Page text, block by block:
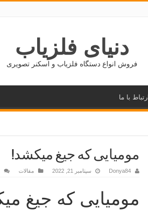
دنیای فلزیاب
فروش انواع دستگاه فلزیاب و اسکنر تصویری
ارتباط با ما
مومیایی که جیغ میکشد!
Donya84 سپتامبر 21, 2022 مقالات
مومیایی که جیغ